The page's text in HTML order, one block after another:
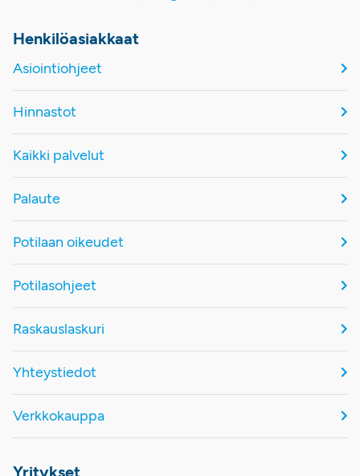
Henkilöasiakkaat
Asiointiohjeet
Hinnastot
Kaikki palvelut
Palaute
Potilaan oikeudet
Potilasohjeet
Raskauslaskuri
Yhteystiedot
Verkkokauppa
Yritykset